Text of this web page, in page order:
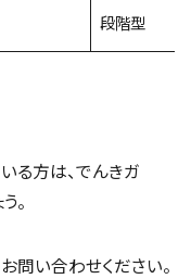
段階型
る方は、でんきガ
。
問い合わせください。